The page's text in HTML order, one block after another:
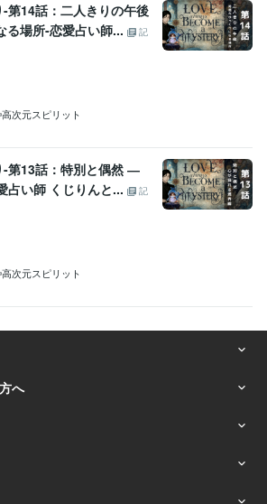
第14話：二人きりの午後
場所-恋愛占い師...
記
次元スピリット
-第13話：特別と偶然 ―
占い師 くじりんと...
記
次元スピリット